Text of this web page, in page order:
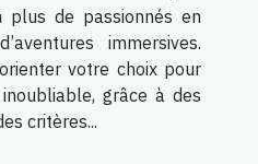
de passionnés en
immersives.
votre choix pour
grâce à des
critères...